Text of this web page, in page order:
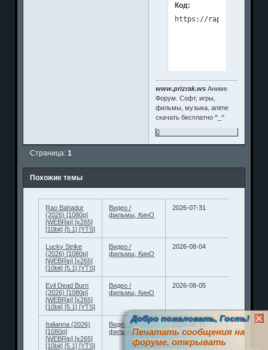
Код:
www.prizrak.ws Аниме
Форум. Софт, игры,
фильмы, музыка, anime
скачать бесплатно ^_^
0
Страница:1
Похожие темы
Rao Bahadur
(2026) [1080p]
[WEBRip] [x265]
[10bit] [5.1] [YTS]
Видео /
фильмы, КинО
2026-07-31
Lucky Strike
(2026) [1080p]
[WEBRip] [x265]
[10bit] [5.1] [YTS]
Видео /
фильмы, КинО
2026-08-04
Evil Dead Burn
(2026) [1080p]
[WEBRip] [x265]
[10bit] [5.1] [YTS]
Видео /
фильмы, КинО
2026-08-05
Italianna (2026)
[1080p]
[WEBRip] [x265]
[10bit] [5.1] [YTS]
Видео /
фильмы, КинО
2026-05-15
Добро пожаловать, Гость!
Печатать сообщения на
форуме, открывать